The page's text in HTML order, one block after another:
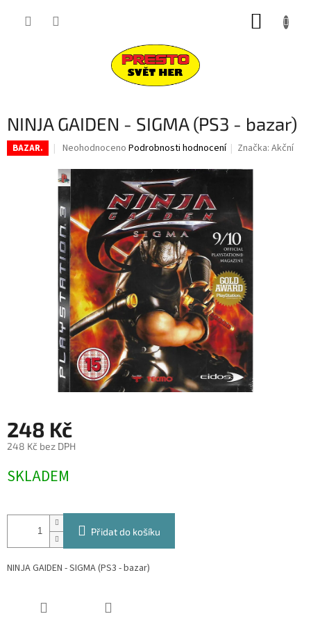
NINJA GAIDEN - SIGMA (PS3 - bazar)
BAZAR.
Průměrné
produktu
je
0,0
z
5
hvězdiček.
Neohodnoceno Podrobnosti hodnocení Značka:Akční
248 Kč
248 Kč bez DPH
cena:
SKLADEM
Přidat do košíku
NINJA GAIDEN - SIGMA (PS3 - bazar)